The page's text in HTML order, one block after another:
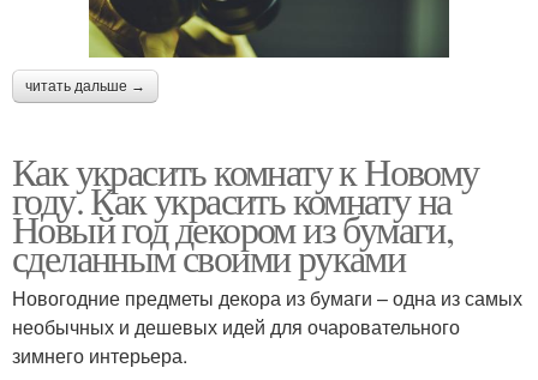
читать дальше →
Как украсить комнату к Новому
году. Как украсить комнату на
Новый год декором из бумаги,
сделанным своими руками
Новогодние предметы декора из бумаги – одна из самых
необычных и дешевых идей для очаровательного
зимнего интерьера.